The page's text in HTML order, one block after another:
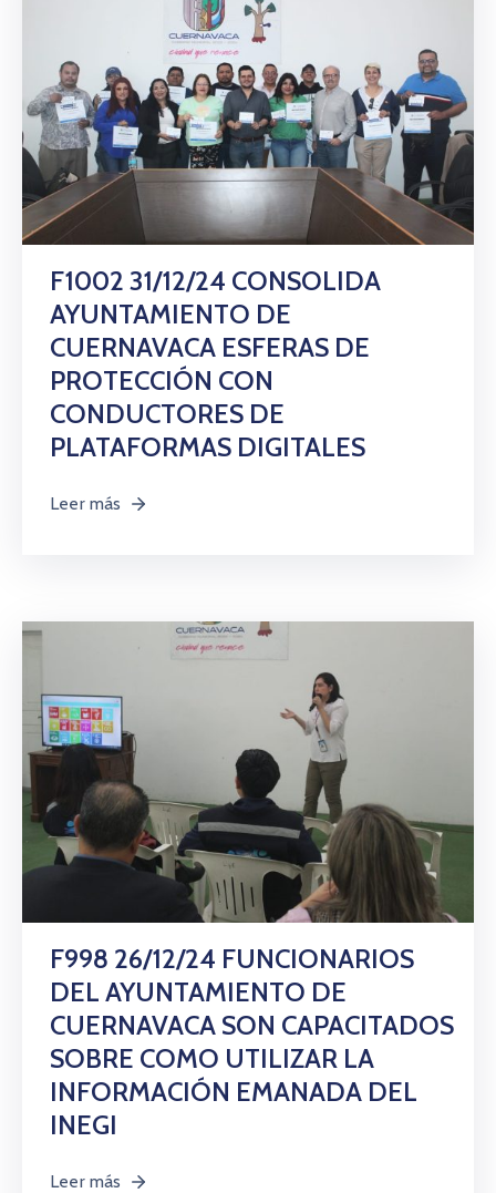
F1002 31/12/24 CONSOLIDA
AYUNTAMIENTO DE
CUERNAVACA ESFERAS DE
PROTECCIÓN CON
CONDUCTORES DE
PLATAFORMAS DIGITALES
Leer más
F998 26/12/24 FUNCIONARIOS
DEL AYUNTAMIENTO DE
CUERNAVACA SON CAPACITADOS
SOBRE COMO UTILIZAR LA
INFORMACIÓN EMANADA DEL
INEGI
Leer más